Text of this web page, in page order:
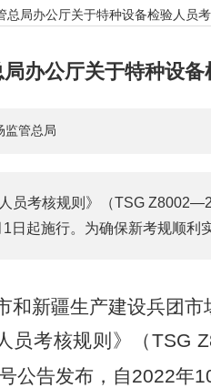
总局办公厅关于特种设备检验人员
办公厅关于特种设
监管总局
员考核规则》（TSG
日起施行。为确保新考规顺
和新疆生产建设兵团市
员考核规则》（TSG
公告发布，自2022年